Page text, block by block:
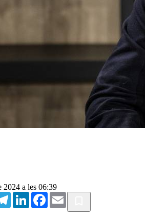
2024 a les 06:39
TelegramLinkedInFacebook
Email